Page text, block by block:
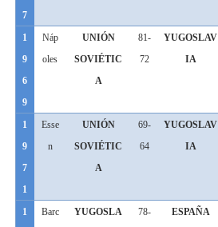
7
1
9
6
9
Náp
oles
UNIÓN
SOVIÉTIC
A
81-
72
YUGOSLAV
IA
1
9
7
1
Esse
n
UNIÓN
SOVIÉTIC
A
69-
64
YUGOSLAV
IA
1
Barc
YUGOSLA
78-
ESPAÑA